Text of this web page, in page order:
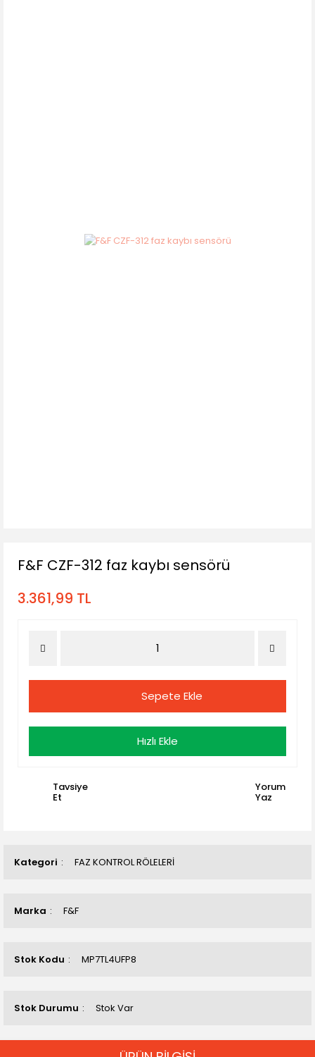
Kategori FAZ KONTROL RÖLELERİ
Marka F&F
Stok Kodu MP7TL4UFP8
Stok Durumu Stok Var
F&F CZF-312 faz kaybı sensörü
3.361,99 TL
Sepete Ekle
Hızlı Ekle
Tavsiye
Et
Yorum
Yaz